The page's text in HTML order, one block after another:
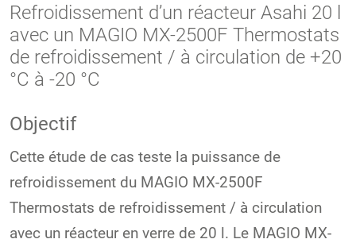
Refroidissement d’un réacteur Asahi 20 l
avec un MAGIO MX-2500F Thermostats
de refroidissement / à circulation de +20
°C à -20 °C
Objectif
Cette étude de cas teste la puissance de
refroidissement du MAGIO MX-2500F
Thermostats de refroidissement / à circulation
avec un réacteur en verre de 20 l. Le MAGIO MX-